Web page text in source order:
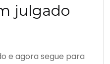
julgado
e agora segue para